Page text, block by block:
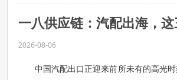
一八供应链：汽配出海，
2026-08-06
中国汽配出口正迎来前所未有的高光时